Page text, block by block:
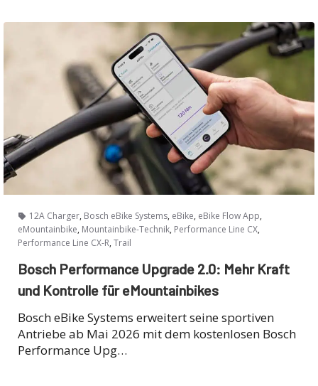
12A Charger, Bosch eBike Systems, eBike, eBike Flow App,
eMountainbike, Mountainbike-Technik, Performance Line CX,
Performance Line CX-R, Trail
Bosch Performance Upgrade 2.0: Mehr Kraft
und Kontrolle für eMountainbikes
Bosch eBike Systems erweitert seine sportiven
Antriebe ab Mai 2026 mit dem kostenlosen Bosch
Performance Upg…